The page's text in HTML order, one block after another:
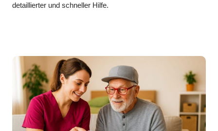
detaillierter und schneller Hilfe.